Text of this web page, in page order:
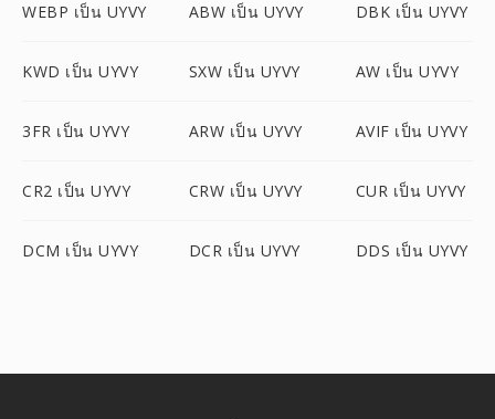
WEBP เป็น UYVY ABW เป็น UYVY DBK เป็น UYVY
KWD เป็น UYVY SXW เป็น UYVY AW เป็น UYVY
3FR เป็น UYVY ARW เป็น UYVY AVIF เป็น UYVY
CR2 เป็น UYVY CRW เป็น UYVY CUR เป็น UYVY
DCM เป็น UYVY DCR เป็น UYVY DDS เป็น UYVY